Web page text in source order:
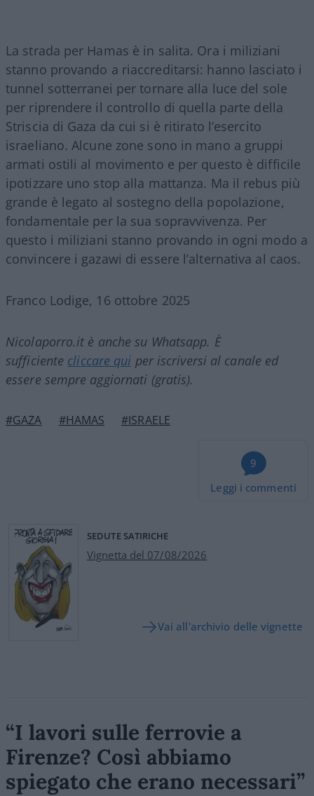
La strada per Hamas è in salita. Ora i miliziani
stanno provando a riaccreditarsi: hanno lasciato i
tunnel sotterranei per tornare alla luce del sole
per riprendere il controllo di quella parte della
Striscia di Gaza da cui si è ritirato l’esercito
israeliano. Alcune zone sono in mano a gruppi
armati ostili al movimento e per questo è difficile
ipotizzare uno stop alla mattanza. Ma il rebus più
grande è legato al sostegno della popolazione,
fondamentale per la sua sopravvivenza. Per
questo i miliziani stanno provando in ogni modo a
convincere i gazawi di essere l’alternativa al caos.
Franco Lodige, 16 ottobre 2025
Nicolaporro.it è anche su Whatsapp. È
sufficiente cliccare qui per iscriversi al canale ed
essere sempre aggiornati (gratis).
#GAZA #HAMAS #ISRAELE
9
Leggi i commenti
SEDUTE SATIRICHE
Vignetta del 07/08/2026
Vai all'archivio delle vignette
“I lavori sulle ferrovie a
Firenze? Così abbiamo
spiegato che erano necessari”